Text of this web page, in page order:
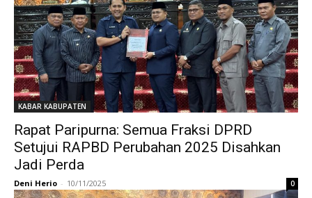
KABAR KABUPATEN
Rapat Paripurna: Semua Fraksi DPRD
Setujui RAPBD Perubahan 2025 Disahkan
Jadi Perda
Deni Herio - 10/11/2025 0